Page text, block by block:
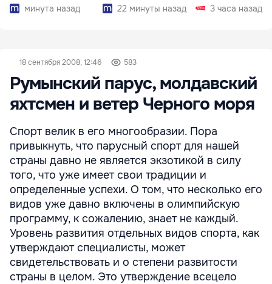
минута назад
22 минуты назад
3 часа назад
18 сентября 2008, 12:46 583
Румынский парус, молдавский
яхтсмен и ветер Черного моря
Спорт велик в его многообразии. Пора
привыкнуть, что парусный спорт для нашей
страны давно не является экзотикой в силу
того, что уже имеет свои традиции и
определенные успехи. О том, что несколько его
видов уже давно включены в олимпийскую
программу, к сожалению, знает не каждый.
Уровень развития отдельных видов спорта, как
утверждают специалисты, может
свидетельствовать и о степени развитости
страны в целом. Это утверждение всецело